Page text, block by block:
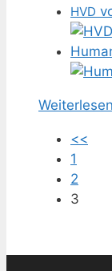
HVD
<<
1
2
3